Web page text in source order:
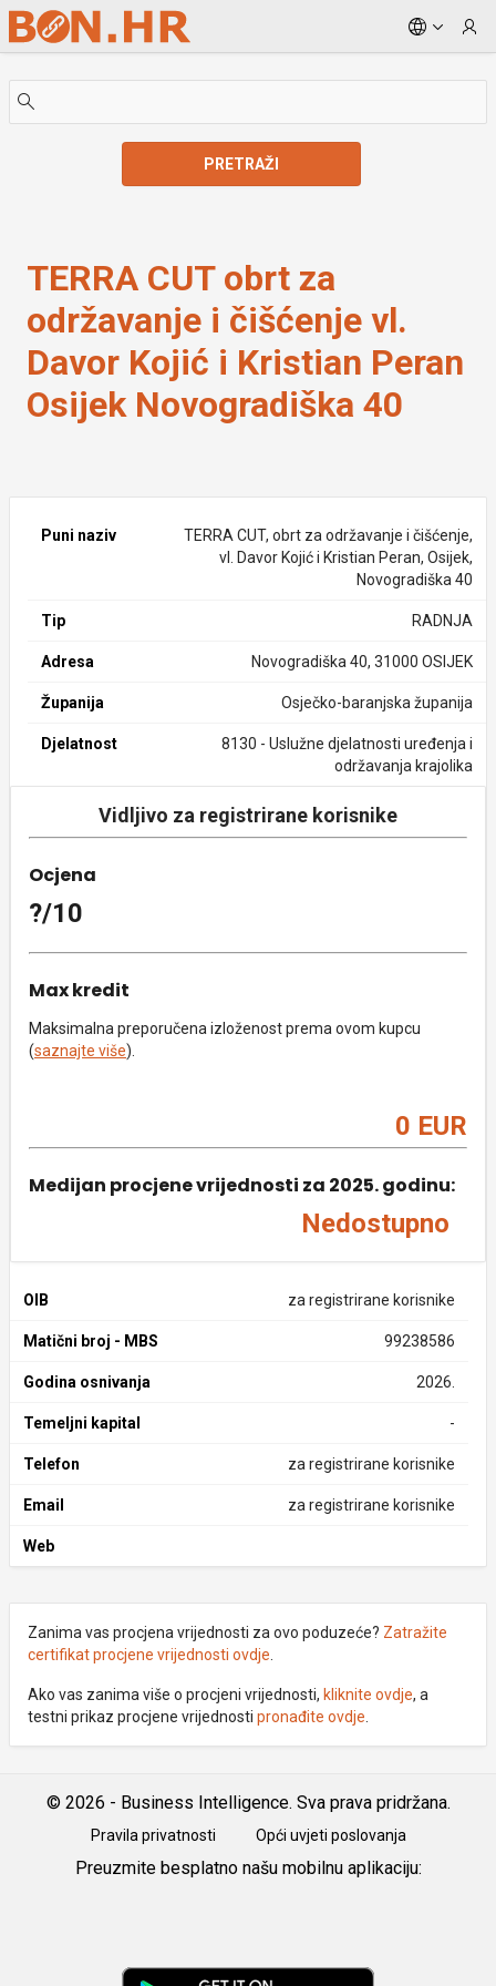
Skip to Main Content
PRETRAŽI
TERRA CUT obrt za
održavanje i čišćenje vl.
Davor Kojić i Kristian Peran
Osijek Novogradiška 40
Puni naziv
TERRA CUT, obrt za održavanje i čišćenje,
vl. Davor Kojić i Kristian Peran, Osijek,
Novogradiška 40
Tip RADNJA
Adresa Novogradiška 40, 31000 OSIJEK
Županija Osječko-baranjska županija
Djelatnost
8130 - Uslužne djelatnosti uređenja i
održavanja krajolika
Vidljivo za registrirane korisnike
Ocjena
?/10
Max kredit
Maksimalna preporučena izloženost prema ovom kupcu
(saznajte više).
0 EUR
Medijan procjene vrijednosti za 2025. godinu:
Nedostupno
OIB za registrirane korisnike
Matični broj - MBS 99238586
Godina osnivanja 2026.
Temeljni kapital -
Telefon za registrirane korisnike
Email za registrirane korisnike
Web
Zanima vas procjena vrijednosti za ovo poduzeće? Zatražite
certifikat procjene vrijednosti ovdje
Ako vas zanima više o procjeni vrijednosti, kliknite ovdje, a
testni prikaz procjene vrijednosti pronađite ovdje
© 2026 - Business Intelligence. Sva prava pridržana.
Pravila privatnosti Opći uvjeti poslovanja
Preuzmite besplatno našu mobilnu aplikaciju: